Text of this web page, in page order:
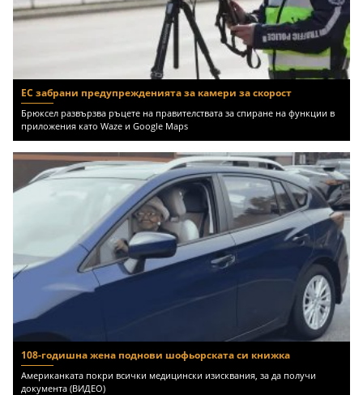
ЕС забрани предупрежденията за камери за скорост
Брюксел развързва ръцете на правителствата за спиране на функции в
приложения като Waze и Google Maps
108-годишна жена поднови шофьорската си книжка
Американката покри всички медицински изисквания, за да получи
документа (ВИДЕО)